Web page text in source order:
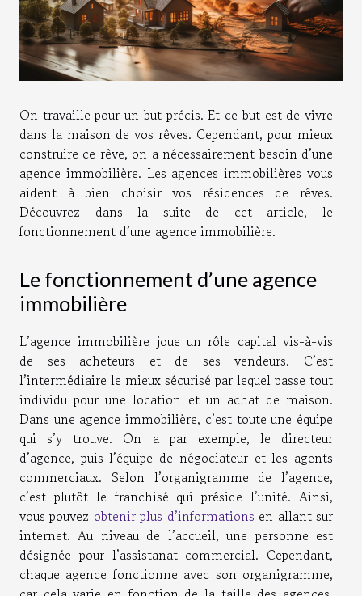
On travaille pour un but précis. Et ce but est de vivre
dans la maison de vos rêves. Cependant, pour mieux
construire ce rêve, on a nécessairement besoin d’une
agence immobilière. Les agences immobilières vous
aident à bien choisir vos résidences de rêves.
Découvrez dans la suite de cet article, le
fonctionnement d’une agence immobilière.
Le fonctionnement d’une agence
immobilière
L’agence immobilière joue un rôle capital vis-à-vis
de ses acheteurs et de ses vendeurs. C’est
l’intermédiaire le mieux sécurisé par lequel passe tout
individu pour une location et un achat de maison.
Dans une agence immobilière, c’est toute une équipe
qui s’y trouve. On a par exemple, le directeur
d’agence, puis l’équipe de négociateur et les agents
commerciaux. Selon l’organigramme de l’agence,
c’est plutôt le franchisé qui préside l’unité. Ainsi,
vous pouvez obtenir plus d’informations en allant sur
internet. Au niveau de l’accueil, une personne est
désignée pour l’assistanat commercial. Cependant,
chaque agence fonctionne avec son organigramme,